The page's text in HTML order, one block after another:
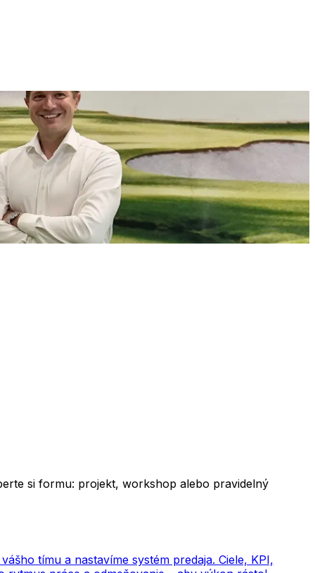
si formu: projekt, workshop alebo pravidelný
tímu a nastavíme systém predaja. Ciele, KPI,